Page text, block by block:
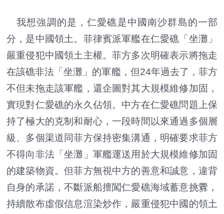
我想強調的是，仁愛礁是中國南沙群島的一部
分，是中國領土。菲律賓派軍艦在仁愛礁「坐灘」
嚴重侵犯中國領土主權。菲方多次明確表示將拖走
在該礁非法「坐灘」的軍艦，但24年過去了，菲方
不但未拖走該軍艦，還企圖對其大規模維修加固，
實現對仁愛礁的永久佔領。中方在仁愛礁問題上保
持了極大的克制和耐心，一段時間以來通過多個層
級、多個渠道同菲方保持密集溝通，明確要求菲方
不得向非法「坐灘」軍艦運送用於大規模維修加固
的建築物資。但菲方無視中方的善意和誠意，違背
自身的承諾，不斷派船擅闖仁愛礁海域蓄意挑釁，
持續散布虛假信息渲染炒作，嚴重侵犯中國的領土